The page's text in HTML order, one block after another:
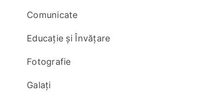
Comunicate
Educație și Învățare
Fotografie
Galați